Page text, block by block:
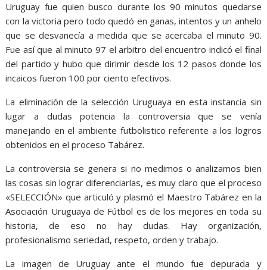
Uruguay fue quien busco durante los 90 minutos quedarse
con la victoria pero todo quedó en ganas, intentos y un anhelo
que se desvanecía a medida que se acercaba el minuto 90.
Fue así que al minuto 97 el arbitro del encuentro indicó el final
del partido y hubo que dirimir desde los 12 pasos donde los
incaicos fueron 100 por ciento efectivos.
La eliminación de la selección Uruguaya en esta instancia sin
lugar a dudas potencia la controversia que se venía
manejando en el ambiente futbolistico referente a los logros
obtenidos en el proceso Tabárez.
La controversia se genera si no medimos o analizamos bien
las cosas sin lograr diferenciarlas, es muy claro que el proceso
«SELECCIÓN» que articuló y plasmó el Maestro Tabárez en la
Asociación Uruguaya de Fútbol es de los mejores en toda su
historia, de eso no hay dudas. Hay organización,
profesionalismo seriedad, respeto, orden y trabajo.
La imagen de Uruguay ante el mundo fue depurada y